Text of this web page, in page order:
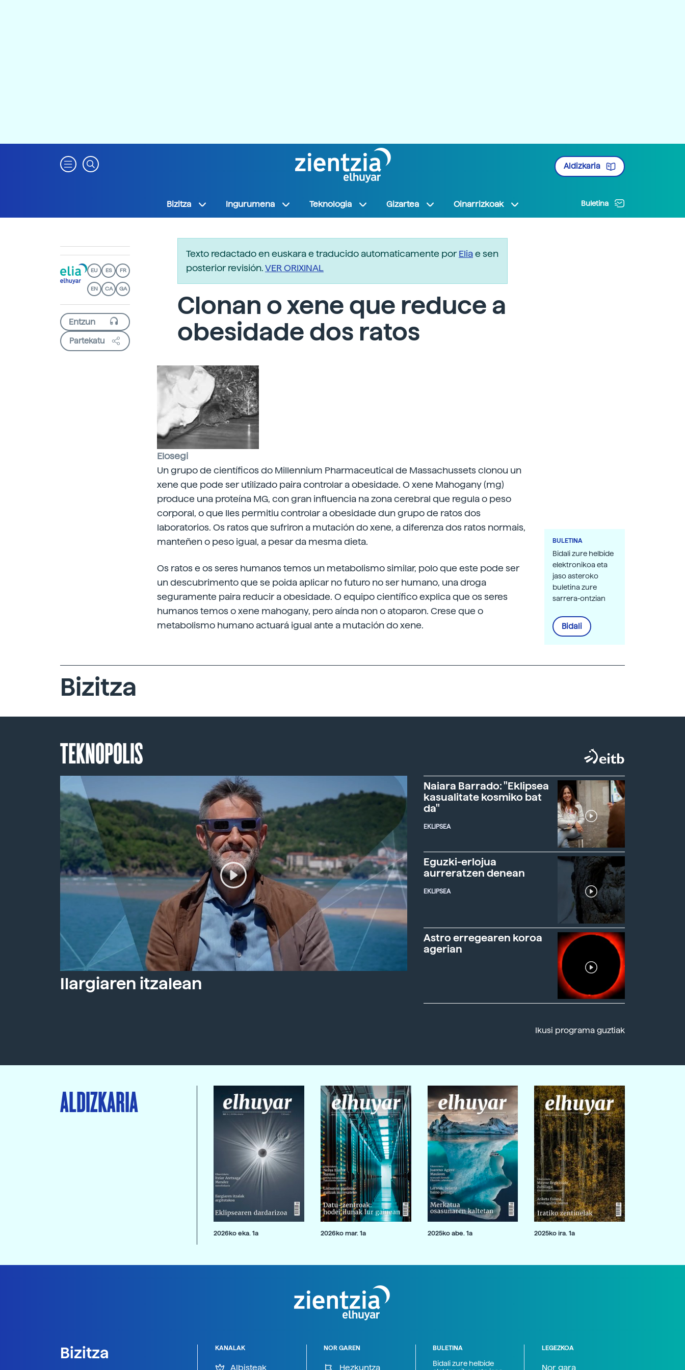
Aldizkaria
Bizitza Ingurumena Teknologia Gizartea Oinarrizkoak Buletina
EU ES FR
EN CA GA
Partekatu
Texto redactado en euskara e traducido automaticamente porEliae sen
posterior revisión.VER ORIXINAL
Clonan o xene que reduce a
obesidade dos ratos
Elosegi
Un grupo de científicos do Millennium Pharmaceutical de Massachussets clonou un
xene que pode ser utilizado paira controlar a obesidade. O xene Mahogany (mg)
produce una proteína MG, con gran influencia na zona cerebral que regula o peso
corporal, o que lles permitiu controlar a obesidade dun grupo de ratos dos
laboratorios. Os ratos que sufriron a mutación do xene, a diferenza dos ratos normais,
manteñen o peso igual, a pesar da mesma dieta.
Os ratos e os seres humanos temos un metabolismo similar, polo que este pode ser
un descubrimento que se poida aplicar no futuro no ser humano, una droga
seguramente paira reducir a obesidade. O equipo científico explica que os seres
humanos temos o xene mahogany, pero aínda non o atoparon. Crese que o
metabolismo humano actuará igual ante a mutación do xene.
BULETINA
Bidali zure helbide
elektronikoa eta
jaso asteroko
buletina zure
sarrera-ontzian
Bidali
Bizitza
TEKNOPOLIS
Ilargiaren itzalean
Naiara Barrado: "Eklipsea
kasualitate kosmiko bat
da"
EKLIPSEA
Eguzki-erlojua
aurreratzen denean
EKLIPSEA
Astro erregearen koroa
agerian
Ikusi programa guztiak
ALDIZKARIA
2026ko eka. 1a 2026ko mar. 1a 2025ko abe. 1a 2025ko ira. 1a
Bizitza
KANALAK
Albisteak
NOR GAREN
Hezkuntza
BULETINA
Bidali zure helbide
LEGEZKOA
Nor gara